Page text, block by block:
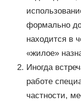
формально
находится в
«жилое»
Иногда
работе
частности,